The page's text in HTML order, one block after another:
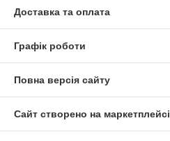
Доставка та оплата
Графік роботи
Повна версія сайту
Сайт створено на маркетплейсі